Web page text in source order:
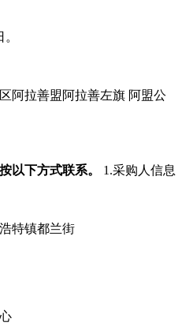
阿拉善盟阿拉善左旗 阿盟公
以下方式联系。 1.采购人信息
特镇都兰街